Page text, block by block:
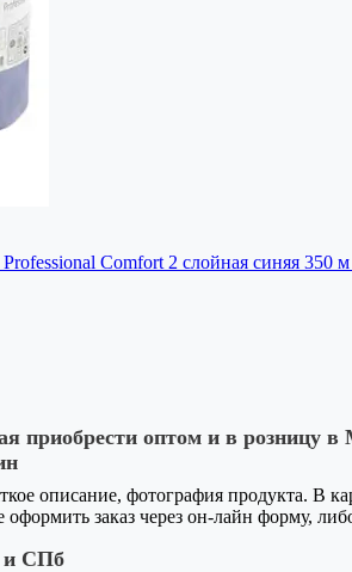
Comfort 2 слойная синяя 350
приобрести оптом и в розницу
описание, фотография продукта. В
заказ через он-лайн форму,
и СПб